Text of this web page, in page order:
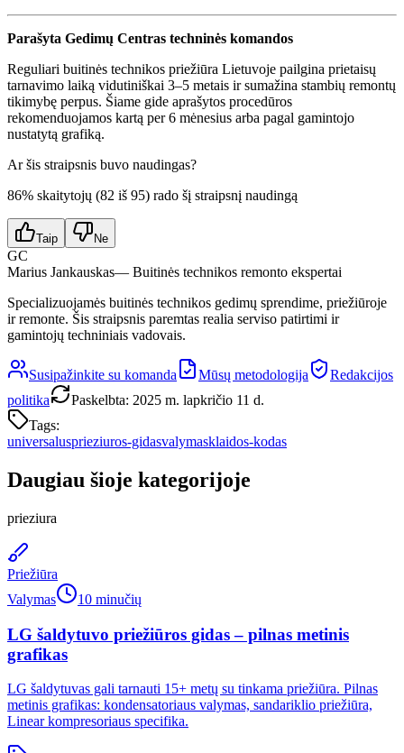
Parašyta Gedimų Centras techninės komandos
Reguliari buitinės technikos priežiūra Lietuvoje pailgina prietaisų
tarnavimo laiką vidutiniškai 3–5 metais ir sumažina stambių remontų
tikimybę perpus. Šiame gide aprašytos procedūros
rekomenduojamos kartą per 6 mėnesius arba pagal gamintojo
nustatytą grafiką.
Ar šis straipsnis buvo naudingas?
86% skaitytojų (82 iš 95) rado šį straipsnį naudingą
Taip Ne
GC
Marius Jankauskas— Buitinės technikos remonto ekspertai
Specializuojamės buitinės technikos gedimų sprendime, priežiūroje
ir remonte. Šis straipsnis paremtas realia serviso patirtimi ir
gamintojų techniniais vadovais.
Susipažinkite su komanda Mūsų metodologija
Redakcijos
politika
Paskelbta: 2025 m. lapkričio 11 d.
Tags:
universalusprieziuros-gidasvalymasklaidos-kodas
Daugiau šioje kategorijoje
prieziura
Priežiūra
Valymas
10 minučių
LG šaldytuvo priežiūros gidas – pilnas metinis
grafikas
LG šaldytuvas gali tarnauti 15+ metų su tinkama priežiūra. Pilnas
metinis grafikas: kondensatoriaus valymas, sandariklio priežiūra,
Linear kompresoriaus specifika.